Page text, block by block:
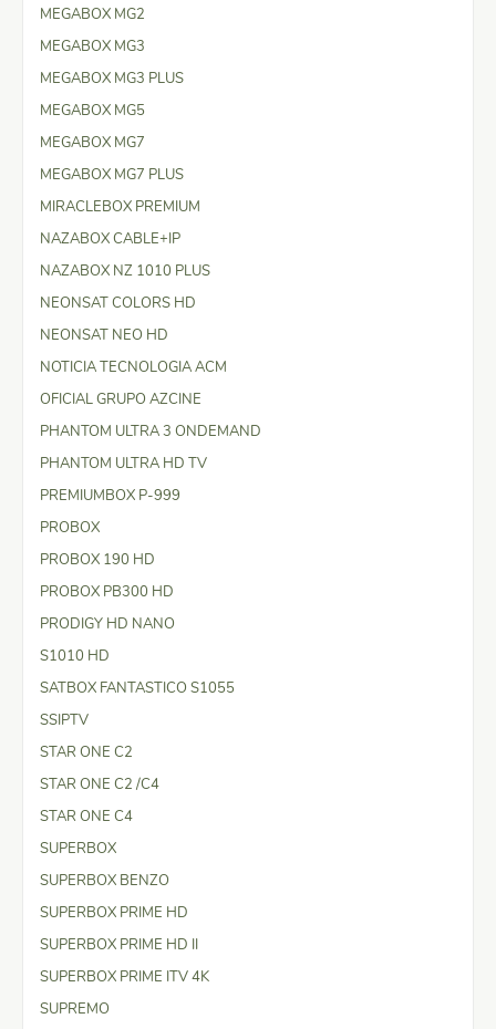
MEGABOX MG2
MEGABOX MG3
MEGABOX MG3 PLUS
MEGABOX MG5
MEGABOX MG7
MEGABOX MG7 PLUS
MIRACLEBOX PREMIUM
NAZABOX CABLE+IP
NAZABOX NZ 1010 PLUS
NEONSAT COLORS HD
NEONSAT NEO HD
NOTICIA TECNOLOGIA ACM
OFICIAL GRUPO AZCINE
PHANTOM ULTRA 3 ONDEMAND
PHANTOM ULTRA HD TV
PREMIUMBOX P-999
PROBOX
PROBOX 190 HD
PROBOX PB300 HD
PRODIGY HD NANO
S1010 HD
SATBOX FANTASTICO S1055
SSIPTV
STAR ONE C2
STAR ONE C2 /C4
STAR ONE C4
SUPERBOX
SUPERBOX BENZO
SUPERBOX PRIME HD
SUPERBOX PRIME HD II
SUPERBOX PRIME ITV 4K
SUPREMO